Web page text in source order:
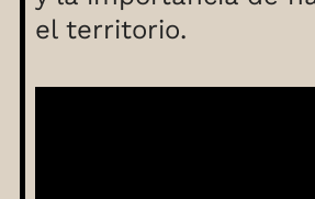
el territorio.